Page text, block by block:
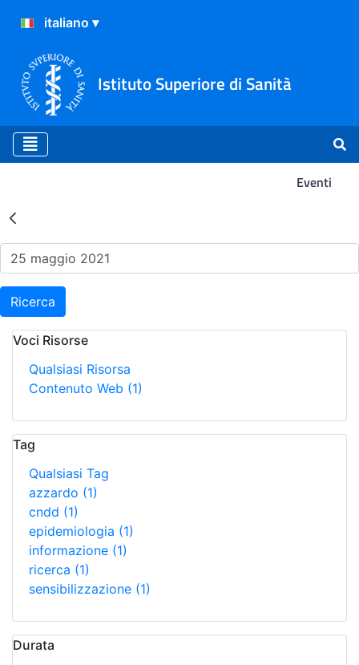
Istituto Superiore di Sanità
Eventi
Risultati della Ricerca -
Ricerca
Voci Risorse
Qualsiasi Risorsa
Contenuto Web (1)
Tag
Qualsiasi Tag
azzardo (1)
cndd (1)
epidemiologia (1)
informazione (1)
ricerca (1)
sensibilizzazione (1)
Durata